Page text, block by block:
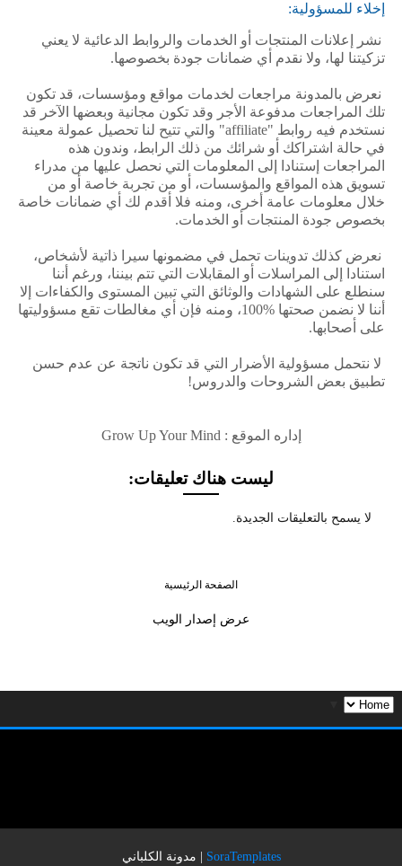
ﺇﺧﻼﺀ للمسؤولية:
ﻧﺸﺮ ﺇﻋﻼﻧﺎﺕ ﺍﻟﻤﻨﺘﺠﺎﺕ ﺃﻭ ﺍﻟﺨﺪﻣﺎت ﻭﺍﻟﺮﻭﺍﺑﻂ ﺍﻟﺪﻋﺎﺋﻴﺔ ﻻ ﻳﻌﻨﻲ
تزكيتنا ﻟﻬﺎ، ﻭﻻ نقدم ﺃﻱ ﺿﻤﺎﻧﺎﺕ ﺟﻮﺩﺓ ﺑﺨﺼﻮﺻﻬﺎ.
نعرض ﺑﺎﻟﻤﺪﻭﻧﺔ ﻣﺮﺍﺟﻌﺎﺕ ﻟﺨﺪﻣﺎﺕ ﻣﻮﺍﻗﻊ ﻭﻣﺆﺳﺴﺎﺕ، ﻗﺪ ﺗﻜﻮﻥ
ﺗﻠﻚ ﺍﻟﻤﺮﺍﺟﻌﺎﺕ ﻣﺪﻓﻮﻋﺔ ﺍﻷﺟﺮ ﻭﻗﺪ ﺗﻜﻮﻥ ﻣﺠﺎﻧﻴﺔ ﻭﺑﻌﻀﻬﺎ ﺍﻵﺧﺮ ﻗﺪ
نستخدم ﻓﻴﻪ ﺭﻭﺍﺑﻂ "affiliate" والتي ﺗﺘﻴﺢ لنا ﺗﺤﺼﻴﻞ ﻋﻤﻮﻟﺔ ﻣﻌﻴﻨﺔ
ﻓﻲ ﺣﺎﻟﺔ ﺍﺷﺘﺮﺍﻛﻚ ﺃﻭ ﺷﺮﺍﺋﻚ ﻣﻦ ﺫﻟﻚ ﺍﻟﺮﺍﺑﻂ، وندون ﻫﺬﻩ
ﺍﻟﻤﺮﺍﺟﻌﺎﺕ إستنادا ﺇﻟﻰ ﺍﻟﻤﻌﻠﻮﻣﺎﺕ ﺍﻟﺘﻲ نحصل ﻋﻠﻴﻬﺎ ﻣﻦ ﻣﺪﺭﺍﺀ
ﺗﺴﻮﻳﻖ ﻫﺬﻩ ﺍﻟﻤﻮﺍﻗﻊ ﻭﺍﻟﻤﺆﺳﺴﺎﺕ، ﺃﻭ ﻣﻦ ﺗﺠﺮﺑﺔ ﺧﺎﺻﺔ ﺃﻭ ﻣﻦ
ﺧﻼﻝ ﻣﻌﻠﻮﻣﺎﺕ ﻋﺎﻣﺔ أخرى، ﻭﻣﻨﻪ ﻓﻼ ﺃﻗﺪﻡ ﻟﻚ ﺃﻱ ﺿﻤﺎﻧﺎﺕ ﺧﺎﺻﺔ
ﺑﺨﺼﻮﺹ ﺟﻮﺩﺓ ﺍﻟﻤﻨﺘﺠﺎﺕ ﺃﻭ ﺍﻟﺨﺪﻣﺎﺕ.
نعرض ﻛﺬﻟﻚ ﺗﺪﻭﻳﻨﺎﺕ ﺗﺤﻤﻞ ﻓﻲ ﻣﻀﻤﻮﻧﻬﺎ ﺳﻴﺮﺍ ﺫﺍﺗﻴﺔ ﻷﺷﺨﺎﺹ،
استنادا ﺇﻟﻰ ﺍﻟﻤﺮﺍﺳﻼﺕ ﺃﻭ ﺍﻟﻤﻘﺎﺑﻼﺕ ﺍﻟﺘﻲ ﺗﺘﻢ ﺑﻴﻨﻨﺎ، ﻭﺭﻏﻢ أننا
سنطلع ﻋﻠﻰ ﺍﻟﺸﻬﺎﺩﺍﺕ ﻭﺍﻟﻮﺛﺎﺋﻖ ﺍﻟﺘﻲ ﺗﺒﻴﻦ ﺍﻟﻤﺴﺘﻮﻯ ﻭﺍﻟﻜﻔﺎﺀﺍﺕ ﺇﻻ
أننا ﻻ نضمن ﺻﺤﺘﻬﺎ %100، ﻭﻣﻨﻪ ﻓﺈﻥ ﺃﻱ ﻣﻐﺎﻟﻄﺎﺕ ﺗﻘﻊ مسؤوليتها
على ﺃﺻﺤﺎﺑﻬﺎ.
ﻻ ﻧﺘﺤﻤﻞ ﻣﺴﺆﻭﻟﻴﺔ ﺍلأﺿﺮﺍﺭ ﺍﻟﺘﻲ ﻗﺪ ﺗﻜﻮن ﻧﺎﺗﺠﺔ ﻋﻦ ﻋﺪﻡ ﺣﺴﻦ
تطبيق ﺑﻌﺾ ﺍﻟﺸﺮﻭﺣﺎﺕ والدروس!
إداره الموقع : Grow Up Your Mind
ليست هناك تعليقات:
لا يسمح بالتعليقات الجديدة.
الصفحة الرئيسية
عرض إصدار الويب
SoraTemplates
| مدونة الكلباني